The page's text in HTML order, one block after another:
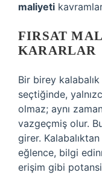
maliyeti
FIRSAT
KARARLAR
Bir birey
seçtiğinde,
olmaz; aynı
vazgeçmiş olur.
girer.
eğlence, bilgi
erişim gibi